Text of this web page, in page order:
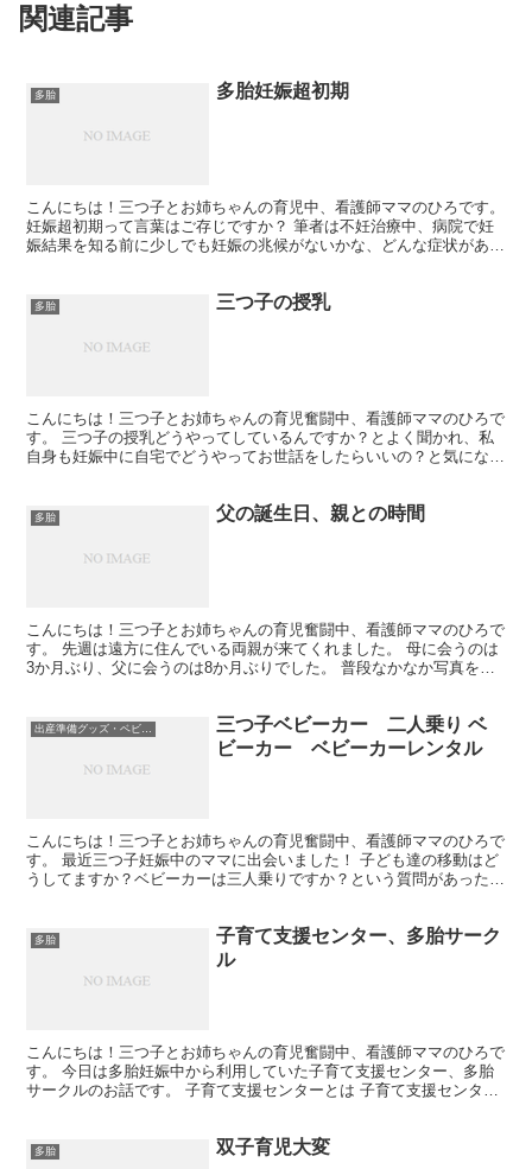
関連記事
多胎 多胎妊娠超初期
こんにちは！三つ子とお姉ちゃんの育児中、看護師ママのひろです。
妊娠超初期って言葉はご存じですか？ 筆者は不妊治療中、病院で妊
娠結果を知る前に少しでも妊娠の兆候がないかな、どんな症状がある
多胎 三つ子の授乳
こんにちは！三つ子とお姉ちゃんの育児奮闘中、看護師ママのひろで
す。 三つ子の授乳どうやってしているんですか？とよく聞かれ、私
自身も妊娠中に自宅でどうやってお世話をしたらいいの？と気になっ
多胎 父の誕生日、親との時間
こんにちは！三つ子とお姉ちゃんの育児奮闘中、看護師ママのひろで
す。 先週は遠方に住んでいる両親が来てくれました。 母に会うのは
3か月ぶり、父に会うのは8か月ぶりでした。 普段なかなか写真を送
出産準備グッズ・ベビーグッズ
三つ子ベビーカー 二人乗り ベ
ビーカー ベビーカーレンタル
こんにちは！三つ子とお姉ちゃんの育児奮闘中、看護師ママのひろで
す。 最近三つ子妊娠中のママに出会いました！ 子ども達の移動はど
うしてますか？ベビーカーは三人乗りですか？という質問があったの
多胎
子育て支援センター、多胎サーク
ル
こんにちは！三つ子とお姉ちゃんの育児奮闘中、看護師ママのひろで
す。 今日は多胎妊娠中から利用していた子育て支援センター、多胎
サークルのお話です。 子育て支援センターとは 子育て支援センター
多胎 双子育児大変